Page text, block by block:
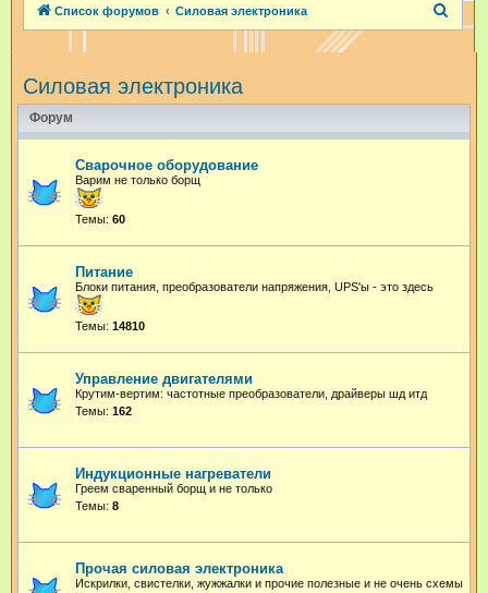
Список форумов Силовая электроника
Силовая электроника
Форум
Сварочное оборудование
Варим не только борщ
Темы: 60
Питание
Блоки питания, преобразователи напряжения, UPS'ы - это здесь
Темы: 14810
Управление двигателями
Крутим-вертим: частотные преобразователи, драйверы шд итд
Темы: 162
Индукционные нагреватели
Греем сваренный борщ и не только
Темы: 8
Прочая силовая электроника
Искрилки, свистелки, жужжалки и прочие полезные и не очень схемы